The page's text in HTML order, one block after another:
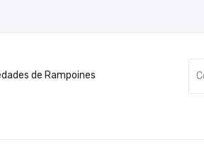
de Rampoines